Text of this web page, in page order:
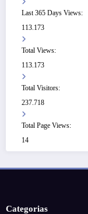
Last 365 Days Views:
113.173
Total Views:
113.173
Total Visitors:
237.718
Total Page Views:
14
Categorias